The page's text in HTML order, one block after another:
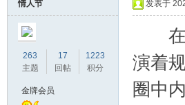
情人节
263
主题
17
回帖
1223
积分
金牌会员
发表于
在高
演着
圈中